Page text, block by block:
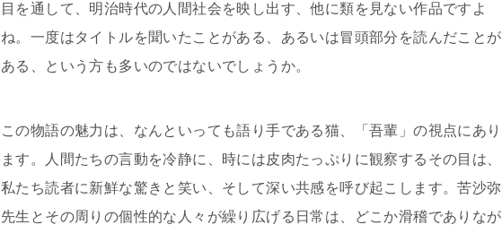
目を通して、明治時代の人間社会を映し出す、他に類を見ない作品ですよ
ね。一度はタイトルを聞いたことがある、あるいは冒頭部分を読んだことが
ある、という方も多いのではないでしょうか。
この物語の魅力は、なんといっても語り手である猫、「吾輩」の視点にあり
ます。人間たちの言動を冷静に、時には皮肉たっぷりに観察するその目は、
私たち読者に新鮮な驚きと笑い、そして深い共感を呼び起こします。苦沙弥
先生とその周りの個性的な人々が繰り広げる日常は、どこか滑稽でありなが